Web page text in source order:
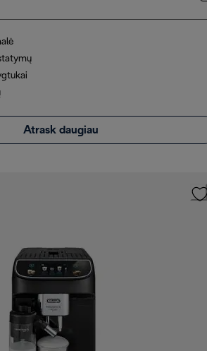
Atrask daugiau